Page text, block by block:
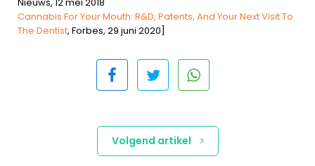
Cannabis For Your Mouth: R&D, Patents, And Your Next Visit To
The Dentist, Forbes, 29 juni 2020]
Volgend artikel